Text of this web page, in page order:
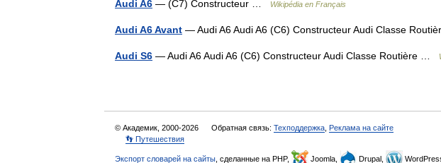
Audi A6 — (C7) Constructeur … Wikipédia en Français
Audi A6 Avant — Audi A6 Audi A6 (C6) Constructeur Audi Classe
Audi S6 — Audi A6 Audi A6 (C6) Constructeur Audi Classe Routière …
© Академик, 2000-2026 Обратная связь: Техподдержка Реклама на сайте
👣 Путешествия
Экспорт словарей на сайты , сделанные на PHP, Joomla, Drupal,